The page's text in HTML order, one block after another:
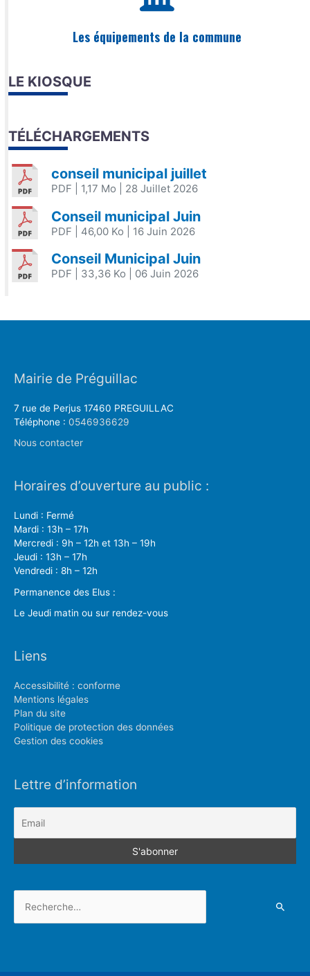
Les équipements de la commune
LE KIOSQUE
TÉLÉCHARGEMENTS
conseil municipal juillet
PDF | 1,17 Mo | 28 Juillet 2026
Conseil municipal Juin
PDF | 46,00 Ko | 16 Juin 2026
Conseil Municipal Juin
PDF | 33,36 Ko | 06 Juin 2026
Mairie de Préguillac
7 rue de Perjus 17460 PREGUILLAC
Téléphone : 0546936629
Nous contacter
Horaires d’ouverture au public :
Lundi : Fermé
Mardi : 13h – 17h
Mercredi : 9h – 12h et 13h – 19h
Jeudi : 13h – 17h
Vendredi : 8h – 12h
Permanence des Elus :
Le Jeudi matin ou sur rendez-vous
Liens
Accessibilité : conforme
Mentions légales
Plan du site
Politique de protection des données
Gestion des cookies
Lettre d’information